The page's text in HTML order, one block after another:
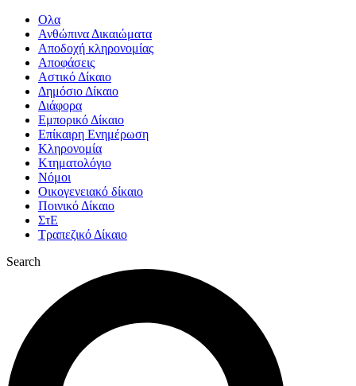
Ολα
Ανθώπινα Δικαιώματα
Aποδοχή κληρονομίας
Αποφάσεις
Αστικό Δίκαιο
Δημόσιο Δίκαιο
Διάφορα
Εμπορικό Δίκαιο
Επίκαιρη Ενημέρωση
Kληρονομία
Κτηματολόγιο
Νόμοι
Οικογενειακό δίκαιο
Ποινικό Δίκαιο
ΣτΕ
Τραπεζικό Δίκαιο
Search